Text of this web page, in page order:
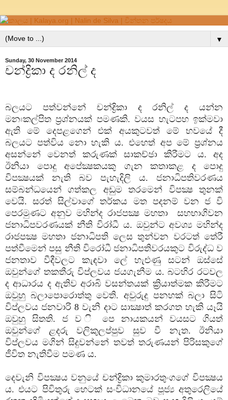
▼
Sunday, 30 November 2014
චන්ද්‍රිකා ද රනිල් ද
බලයට පත්වන්නේ චන්ද්‍රිකා ද රනිල් ද යන්න
මනඃකල්පිත ප්‍රශ්නයක් පමණකි. වයස හැටපහ ඉක්මවා
ඇති මේ දෙපළගෙන් එක් අයකුටවත් මේ භවයේ දී
බලයට පත්විය නො හැකි ය. එහෙත් අප මේ ප්‍රශ්නය
අසන්නේ වෙනත් කරුණක් සාකච්ඡා කිරීමට ය. අද
ඊනියා පොදු අපේක්‍ෂකයකු ගැන කතාකළ ද පොදු
විපක්‍ෂයක් නැති බව පැහැදිලි ය. ජනාධිපතිවරණය
සම්බන්ධයෙන් ගත්කල අඩුම තරමෙන් විපක්‍ෂ තුනක්
වෙයි. සරත් සිල්වාගේ තර්කය මත පදනම් වන ජ වි
පෙරමුණට අනුව මහින්ද රාජපක්‍ෂ මහතා සහභාගිවන
ජනාධිපවරණයක් නීති විරා්ධී ය. ඔවුන්ට අවශ්‍ය මහින්ද
රාජපක්‍ෂ මහතා ජනාධිපති ලෙස තුන්වන වරටත් තේරී
පත්වීමෙන් පසු නීති විරෝධී ජනාධිපතිවරයකුට විරුද්ධ ව
ජනතාව වීදීවලට කැඳවා ලේ හැළුණු සටන් ඔස්සේ
ඔවුන්ගේ තකතීරු විප්ලවය ජයගැනීම ය. බටහිර රටවල
ද ආධාරය ද ඇතිව අරාබි වසන්තයක් ක්‍රියාත්මක කිරීමට
ඔවුහු බලාපොරොත්තු වෙති. අවුරුදු පනහක් බලා සිටි
විප්ලවය ජනවාරි 8 වැනි දාට සාක්‍ෂාත් කරගත හැකි යෑයි
ඔවුහු සිතති. ජ ව ි පෙ නායකයන් වයසට ගියත්
ඔවුන්ගේ ළදරු වලිකුලප්පුව සුව වී නැත. ඊනියා
විප්ලවය මගින් සිදුවන්නේ තවත් තරුණයන් පිරිසකුගේ
ජීවිත නැතිවීම පමණ ය.
දෙවැනි විපක්‍ෂය වනුයේ චන්ද්‍රිකා කුමාරතුංගගේ විපක්‍ෂය
ය. එයට පිවිතුරු හෙටක් සංවිධානයේ පූජ්‍ය අතුරෙලියේ